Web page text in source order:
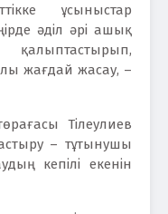
ұсыныстар
әділ әрі ашық
жағдай жасау, –
Тілеулиев
– тұтынушы
кепілі екенін